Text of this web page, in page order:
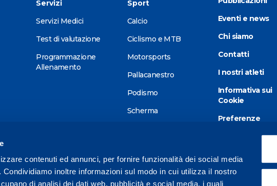
contenuti ed annunci, per fornire funzionalità dei social media
inoltre informazioni sul modo in cui utilizza il nostro
di analisi dei dati web, pubblicità e social media, i quali
Servizi
Servizi Medici
Test di valutazione
Programmazione
Allenamento
Sport
Calcio
Ciclismo e MTB
Motorsports
Pallacanestro
Podismo
Scherma
Triathlon
Wellness
Eventi e news
Chi siamo
Contatti
I nostri atleti
Informativa sui
Cookie
Preferenze
Dichiarazione di
accessibilità